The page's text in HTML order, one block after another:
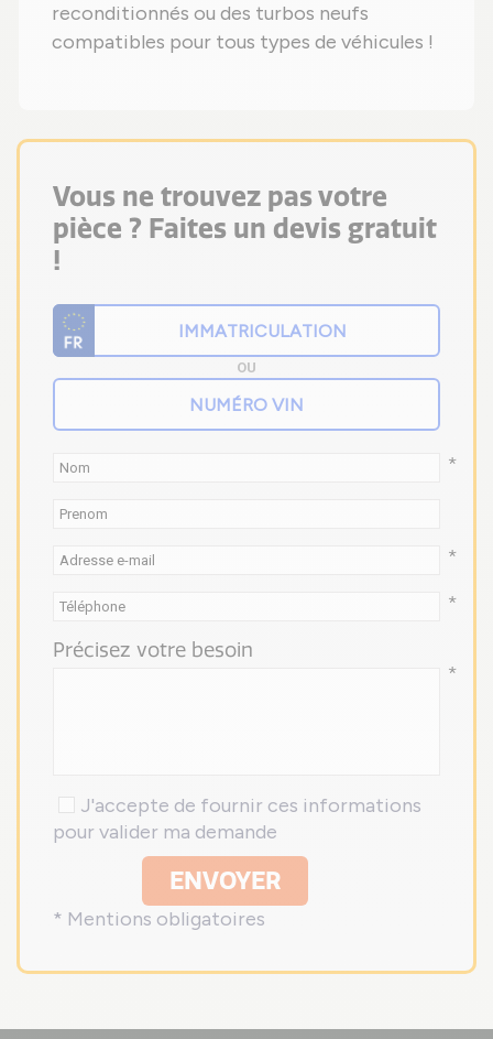
reconditionnés ou des turbos neufs
compatibles pour tous types de véhicules !
Vous ne trouvez pas votre
pièce ? Faites un devis gratuit
!
OU
*
*
*
Précisez votre besoin
*
J'accepte de fournir ces informations
pour valider ma demande
ENVOYER
* Mentions obligatoires